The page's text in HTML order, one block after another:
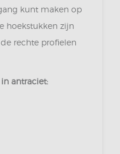
kunt maken op
hoekstukken zijn
rechte profielen
antraciet: